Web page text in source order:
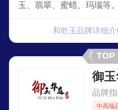
玉、翡翠、蜜蜡、玛瑙等。
和乾玉品牌详细
TOP
御
品牌
中高端